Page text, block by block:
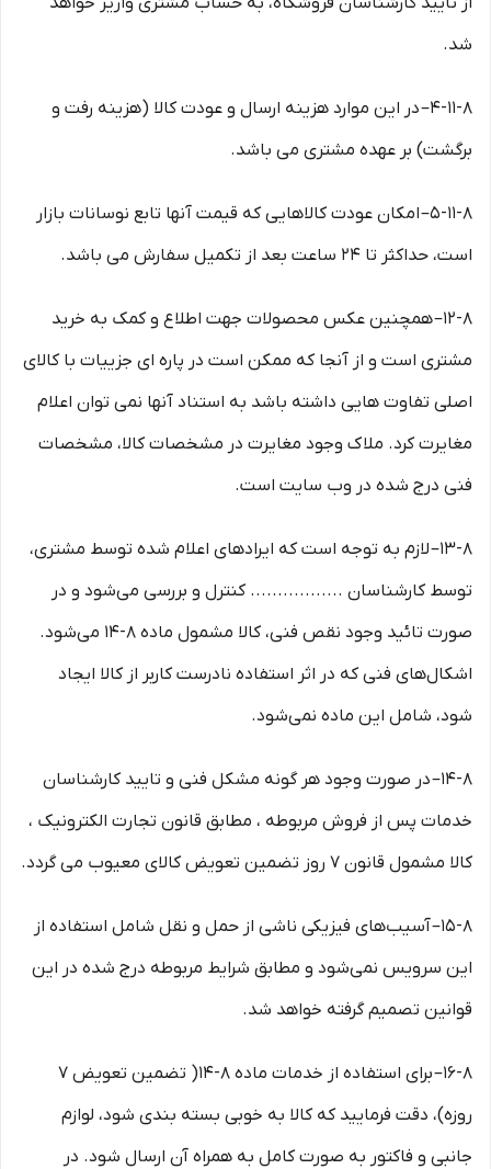
شد.
۴-۱۱-۸– در این موارد هزینه ارسال و عودت کالا (هزینه رفت و
برگشت) بر عهده مشتری می باشد.
۵-۱۱-۸– امکان عودت کالاهایی که قیمت آنها تابع نوسانات بازار
است، حداکثر تا ۲۴ ساعت بعد از تکمیل سفارش می باشد.
۱۲-۸– همچنین عکس محصولات جهت اطلاع و کمک به خرید
مشتری است و از آنجا که ممکن است در پاره ای جزییات با کالای
اصلی تفاوت هایی داشته باشد به استناد آنها نمی توان اعلام
مغایرت کرد. ملاک وجود مغایرت در مشخصات کالا، مشخصات
فنی درج شده در وب سایت است.
۱۳-۸– لازم به توجه است که ایرادهای اعلام شده توسط مشتری،
توسط کارشناسان ................. کنترل و بررسی می‏‌شود و در
صورت تائید وجود نقص فنی، کالا مشمول ماده ۸-۱۴ می‏‌شود.
اشکال‏‌های فنی که در اثر استفاده نادرست کاربر از کالا ایجاد
شود، شامل این ماده نمی‌‏شود.
۱۴-۸– در صورت وجود هر گونه مشکل فنی و تایید کارشناسان
خدمات پس از فروش مربوطه ، مطابق قانون تجارت الکترونیک ،
کالا مشمول قانون ۷ روز تضمین تعویض کالای معیوب می گردد.
۱۵-۸– آسیب‏‌های فیزیکی ناشی از حمل و نقل شامل استفاده از
این سرویس نمی‏‌شود و مطابق شرایط مربوطه درج شده در این
قوانین تصمیم گرفته خواهد شد.
۱۶-۸– برای استفاده از خدمات ماده ۸-۱۴( تضمین تعویض ۷
روزه)، دقت فرمایید که کالا به ‏خوبی بسته ‌بندی شود، لوازم
جانبی و فاکتور به صورت کامل به همراه آن ارسال شود. در